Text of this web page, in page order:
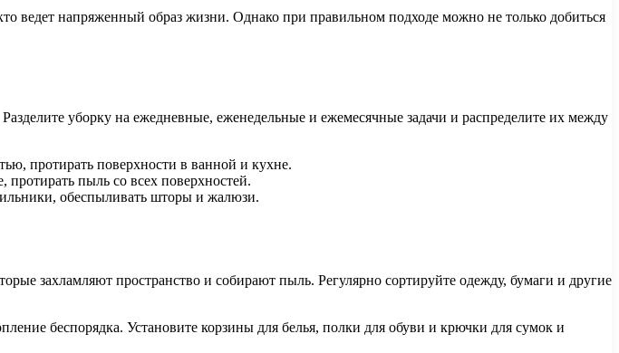
ведет напряженный образ жизни. Однако при правильном подходе можно не только добиться
уборку на ежедневные, еженедельные и ежемесячные задачи и распределите их между
протирать поверхности в ванной и кухне.
протирать пыль со всех поверхностей.
обеспыливать шторы и жалюзи.
захламляют пространство и собирают пыль. Регулярно сортируйте одежду, бумаги и другие
беспорядка. Установите корзины для белья, полки для обуви и крючки для сумок и